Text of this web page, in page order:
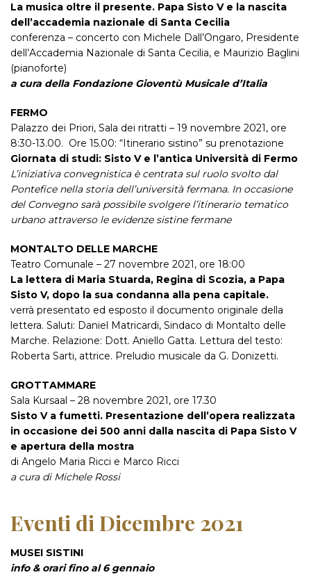
La musica oltre il presente. Papa Sisto V e la nascita
dell’accademia nazionale di Santa Cecilia
conferenza – concerto con Michele Dall’Ongaro, Presidente
dell’Accademia Nazionale di Santa Cecilia, e Maurizio Baglini
(pianoforte)
a cura della Fondazione Gioventù Musicale d’Italia
FERMO
Palazzo dei Priori, Sala dei ritratti – 19 novembre 2021, ore
8:30-13.00. Ore 15.00: “Itinerario sistino” su prenotazione
Giornata di studi: Sisto V e l’antica Università di Fermo
L’iniziativa convegnistica è centrata sul ruolo svolto dal
Pontefice nella storia dell’università fermana. In occasione
del Convegno sarà possibile svolgere l’itinerario tematico
urbano attraverso le evidenze sistine fermane
MONTALTO DELLE MARCHE
Teatro Comunale – 27 novembre 2021, ore 18:00
La lettera di Maria Stuarda, Regina di Scozia, a Papa
Sisto V, dopo la sua condanna alla pena capitale.
verrà presentato ed esposto il documento originale della
lettera. Saluti: Daniel Matricardi, Sindaco di Montalto delle
Marche. Relazione: Dott. Aniello Gatta. Lettura del testo:
Roberta Sarti, attrice. Preludio musicale da G. Donizetti.
GROTTAMMARE
Sala Kursaal – 28 novembre 2021, ore 17.30
Sisto V a fumetti. Presentazione dell’opera realizzata
in occasione dei 500 anni dalla nascita di Papa Sisto V
e apertura della mostra
di Angelo Maria Ricci e Marco Ricci
a cura di Michele Rossi
Eventi di Dicembre 2021
MUSEI SISTINI
info & orari fino al 6 gennaio